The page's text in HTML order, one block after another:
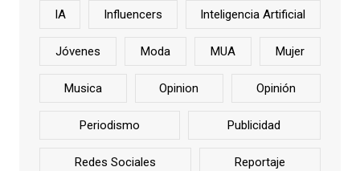
IA Influencers Inteligencia Artificial
Jóvenes Moda MUA Mujer
Musica Opinion Opinión
Periodismo Publicidad
Redes Sociales Reportaje